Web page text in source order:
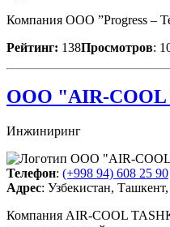
Компания OOO ”Progress –
Рейтинг: 138Просмотров:
ООО "AIR-COOL
Инжиниринг
Телефон: (+998 94) 608 25 90
Адрес: Узбекистан,
Компания AIR-COOL